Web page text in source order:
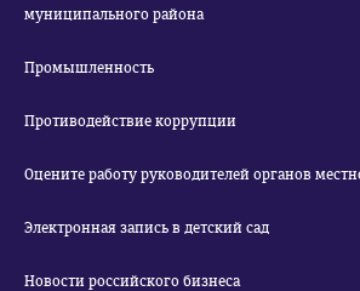
муниципального района
Промышленность
Противодействие коррупции
Оцените работу руководителей органов
Электронная запись в детский сад
Новости российского бизнеса